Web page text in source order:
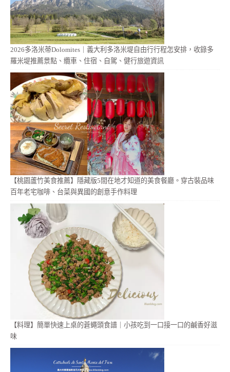
2026多洛米蒂Dolomites｜義大利多洛米堤自由行行程怎安排，收錄多
羅米堤推薦景點、纜車、住宿、自駕、健行旅遊資訊
【桃園蘆竹美食推薦】隱藏版5間在地才知道的美食餐廳。穿古裝品味
百年老宅咖啡、台菜與異國的創意手作料理
【料理】簡單快速上桌的蒼蠅頭食譜｜小孩吃到一口接一口的鹹香好滋
味